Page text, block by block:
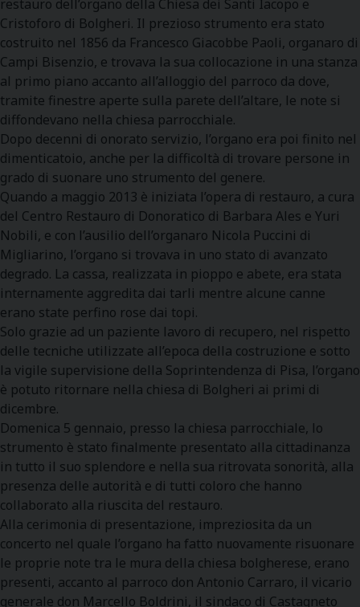
restauro dell’organo della Chiesa dei Santi Iacopo e
Cristoforo di Bolgheri. Il prezioso strumento era stato
costruito nel 1856 da Francesco Giacobbe Paoli, organaro di
Campi Bisenzio, e trovava la sua collocazione in una stanza
al primo piano accanto all’alloggio del parroco da dove,
tramite finestre aperte sulla parete dell’altare, le note si
diffondevano nella chiesa parrocchiale.
Dopo decenni di onorato servizio, l’organo era poi finito nel
dimenticatoio, anche per la difficoltà di trovare persone in
grado di suonare uno strumento del genere.
Quando a maggio 2013 è iniziata l’opera di restauro, a cura
del Centro Restauro di Donoratico di Barbara Ales e Yuri
Nobili, e con l’ausilio dell’organaro Nicola Puccini di
Migliarino, l’organo si trovava in uno stato di avanzato
degrado. La cassa, realizzata in pioppo e abete, era stata
internamente aggredita dai tarli mentre alcune canne
erano state perfino rose dai topi.
Solo grazie ad un paziente lavoro di recupero, nel rispetto
delle tecniche utilizzate all’epoca della costruzione e sotto
la vigile supervisione della Soprintendenza di Pisa, l’organo
è potuto ritornare nella chiesa di Bolgheri ai primi di
dicembre.
Domenica 5 gennaio, presso la chiesa parrocchiale, lo
strumento è stato finalmente presentato alla cittadinanza
in tutto il suo splendore e nella sua ritrovata sonorità, alla
presenza delle autorità e di tutti coloro che hanno
collaborato alla riuscita del restauro.
Alla cerimonia di presentazione, impreziosita da un
concerto nel quale l’organo ha fatto nuovamente risuonare
le proprie note tra le mura della chiesa bolgherese, erano
presenti, accanto al parroco don Antonio Carraro, il vicario
generale don Marcello Boldrini, il sindaco di Castagneto